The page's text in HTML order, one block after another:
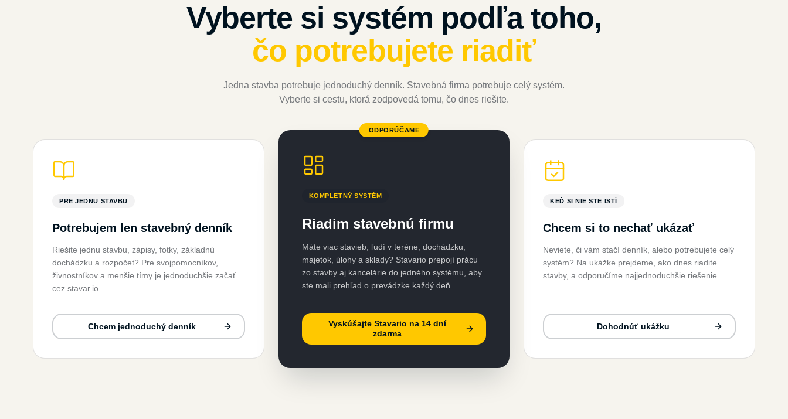
Vyberte si systém podľa toho,
čo potrebujete riadiť
Jedna stavba potrebuje jednoduchý denník. Stavebná firma potrebuje celý systém.
Vyberte si cestu, ktorá zodpovedá tomu, čo dnes riešite.
PRE JEDNU STAVBU
Potrebujem len stavebný denník
Riešite jednu stavbu, zápisy, fotky, základnú
dochádzku a rozpočet? Pre svojpomocníkov,
živnostníkov a menšie tímy je jednoduchšie začať
cez stavar.io.
Chcem jednoduchý denník
ODPORÚČAME
KOMPLETNÝ SYSTÉM
Riadim stavebnú firmu
Máte viac stavieb, ľudí v teréne, dochádzku,
majetok, úlohy a sklady? Stavario prepojí prácu
zo stavby aj kancelárie do jedného systému, aby
ste mali prehľad o prevádzke každý deň.
Vyskúšajte Stavario na 14 dní
zdarma
KEĎ SI NIE STE ISTÍ
Chcem si to nechať ukázať
Neviete, či vám stačí denník, alebo potrebujete celý
systém? Na ukážke prejdeme, ako dnes riadite
stavby, a odporučíme najjednoduchšie riešenie.
Dohodnúť ukážku